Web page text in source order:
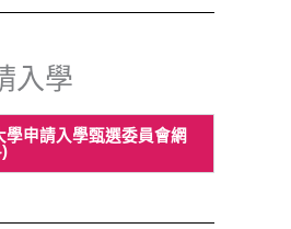
入學
學申請入學甄選委員會網